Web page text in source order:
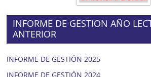
INFORME DE GESTION AÑO
ANTERIOR
INFORME DE GESTIÓN 2025
INFORME DE GESTIÓN 2024